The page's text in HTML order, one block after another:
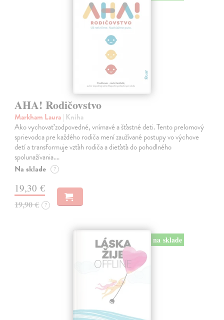
AHA! Rodičovstvo
Markham Laura| Kniha
Ako vychovať zodpovedné, vnímavé a šťastné deti. Tento prelomový
sprievodca pre každého rodiča mení zaužívané postupy vo výchove
detí a transformuje vzťah rodiča a dieťaťa do pohodlného
spolunažívania.…
Na sklade ?
19,30 €
19,90 € ?
na sklade